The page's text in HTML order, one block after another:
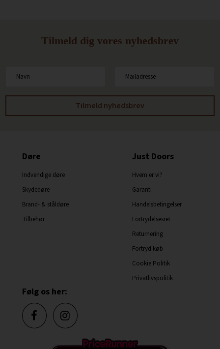
Tilmeld dig vores nyhedsbrev
Døre
Indvendige døre
Skydedøre
Brand- & ståldøre
Tilbehør
Just Doors
Hvem er vi?
Garanti
Handelsbetingelser
Fortrydelsesret
Returnering
Fortryd køb
Cookie Politik
Privatlivspolitik
Følg os her: